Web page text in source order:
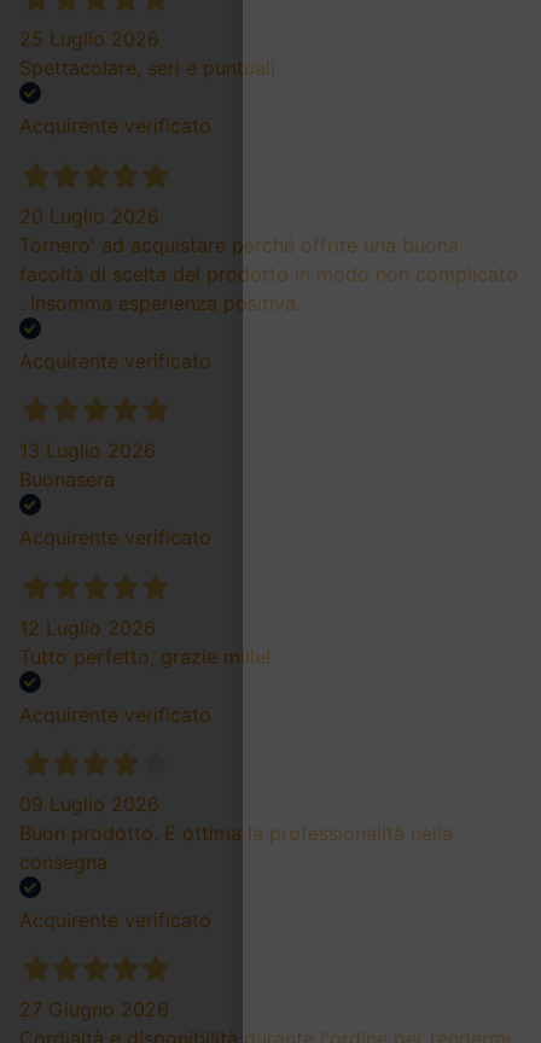
25 Luglio 2026
Spettacolare, seri e puntuali
Acquirente verificato
20 Luglio 2026
Tornero' ad acquistare perché offrite una buona
facoltà di scelta del prodotto in modo non complicato
. Insomma esperienza positiva.
Acquirente verificato
13 Luglio 2026
Buonasera
Acquirente verificato
12 Luglio 2026
Tutto perfetto, grazie mille!
Acquirente verificato
09 Luglio 2026
Buon prodotto. E ottima la professionalità nella
consegna
Acquirente verificato
27 Giugno 2026